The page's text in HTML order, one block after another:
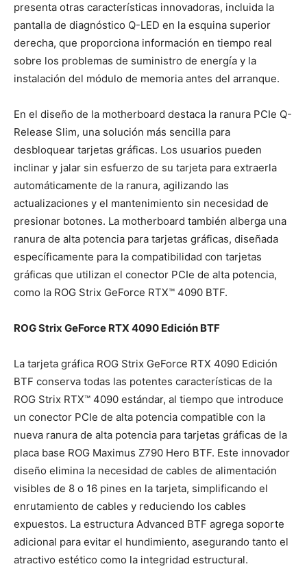
presenta otras características innovadoras, incluida la
pantalla de diagnóstico Q-LED en la esquina superior
derecha, que proporciona información en tiempo real
sobre los problemas de suministro de energía y la
instalación del módulo de memoria antes del arranque.
En el diseño de la motherboard destaca la ranura PCIe Q-
Release Slim, una solución más sencilla para
desbloquear tarjetas gráficas. Los usuarios pueden
inclinar y jalar sin esfuerzo de su tarjeta para extraerla
automáticamente de la ranura, agilizando las
actualizaciones y el mantenimiento sin necesidad de
presionar botones. La motherboard también alberga una
ranura de alta potencia para tarjetas gráficas, diseñada
específicamente para la compatibilidad con tarjetas
gráficas que utilizan el conector PCIe de alta potencia,
como la ROG Strix GeForce RTX™ 4090 BTF.
ROG Strix GeForce RTX 4090 Edición BTF
La tarjeta gráfica ROG Strix GeForce RTX 4090 Edición
BTF conserva todas las potentes características de la
ROG Strix RTX™ 4090 estándar, al tiempo que introduce
un conector PCIe de alta potencia compatible con la
nueva ranura de alta potencia para tarjetas gráficas de la
placa base ROG Maximus Z790 Hero BTF. Este innovador
diseño elimina la necesidad de cables de alimentación
visibles de 8 o 16 pines en la tarjeta, simplificando el
enrutamiento de cables y reduciendo los cables
expuestos. La estructura Advanced BTF agrega soporte
adicional para evitar el hundimiento, asegurando tanto el
atractivo estético como la integridad estructural.